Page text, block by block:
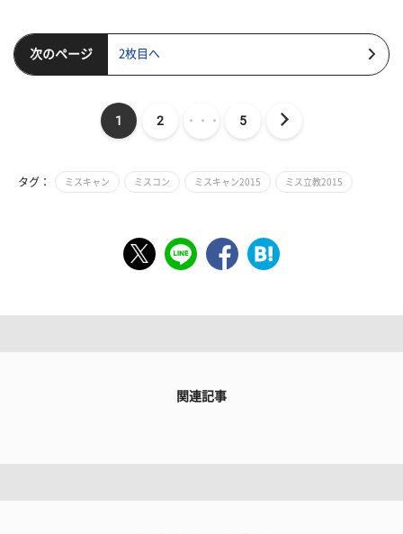
次のページ 2枚目へ
1 2 ・・・ 5
タグ： ミスキャン ミスコン ミスキャン2015 ミス立教2015
関連記事